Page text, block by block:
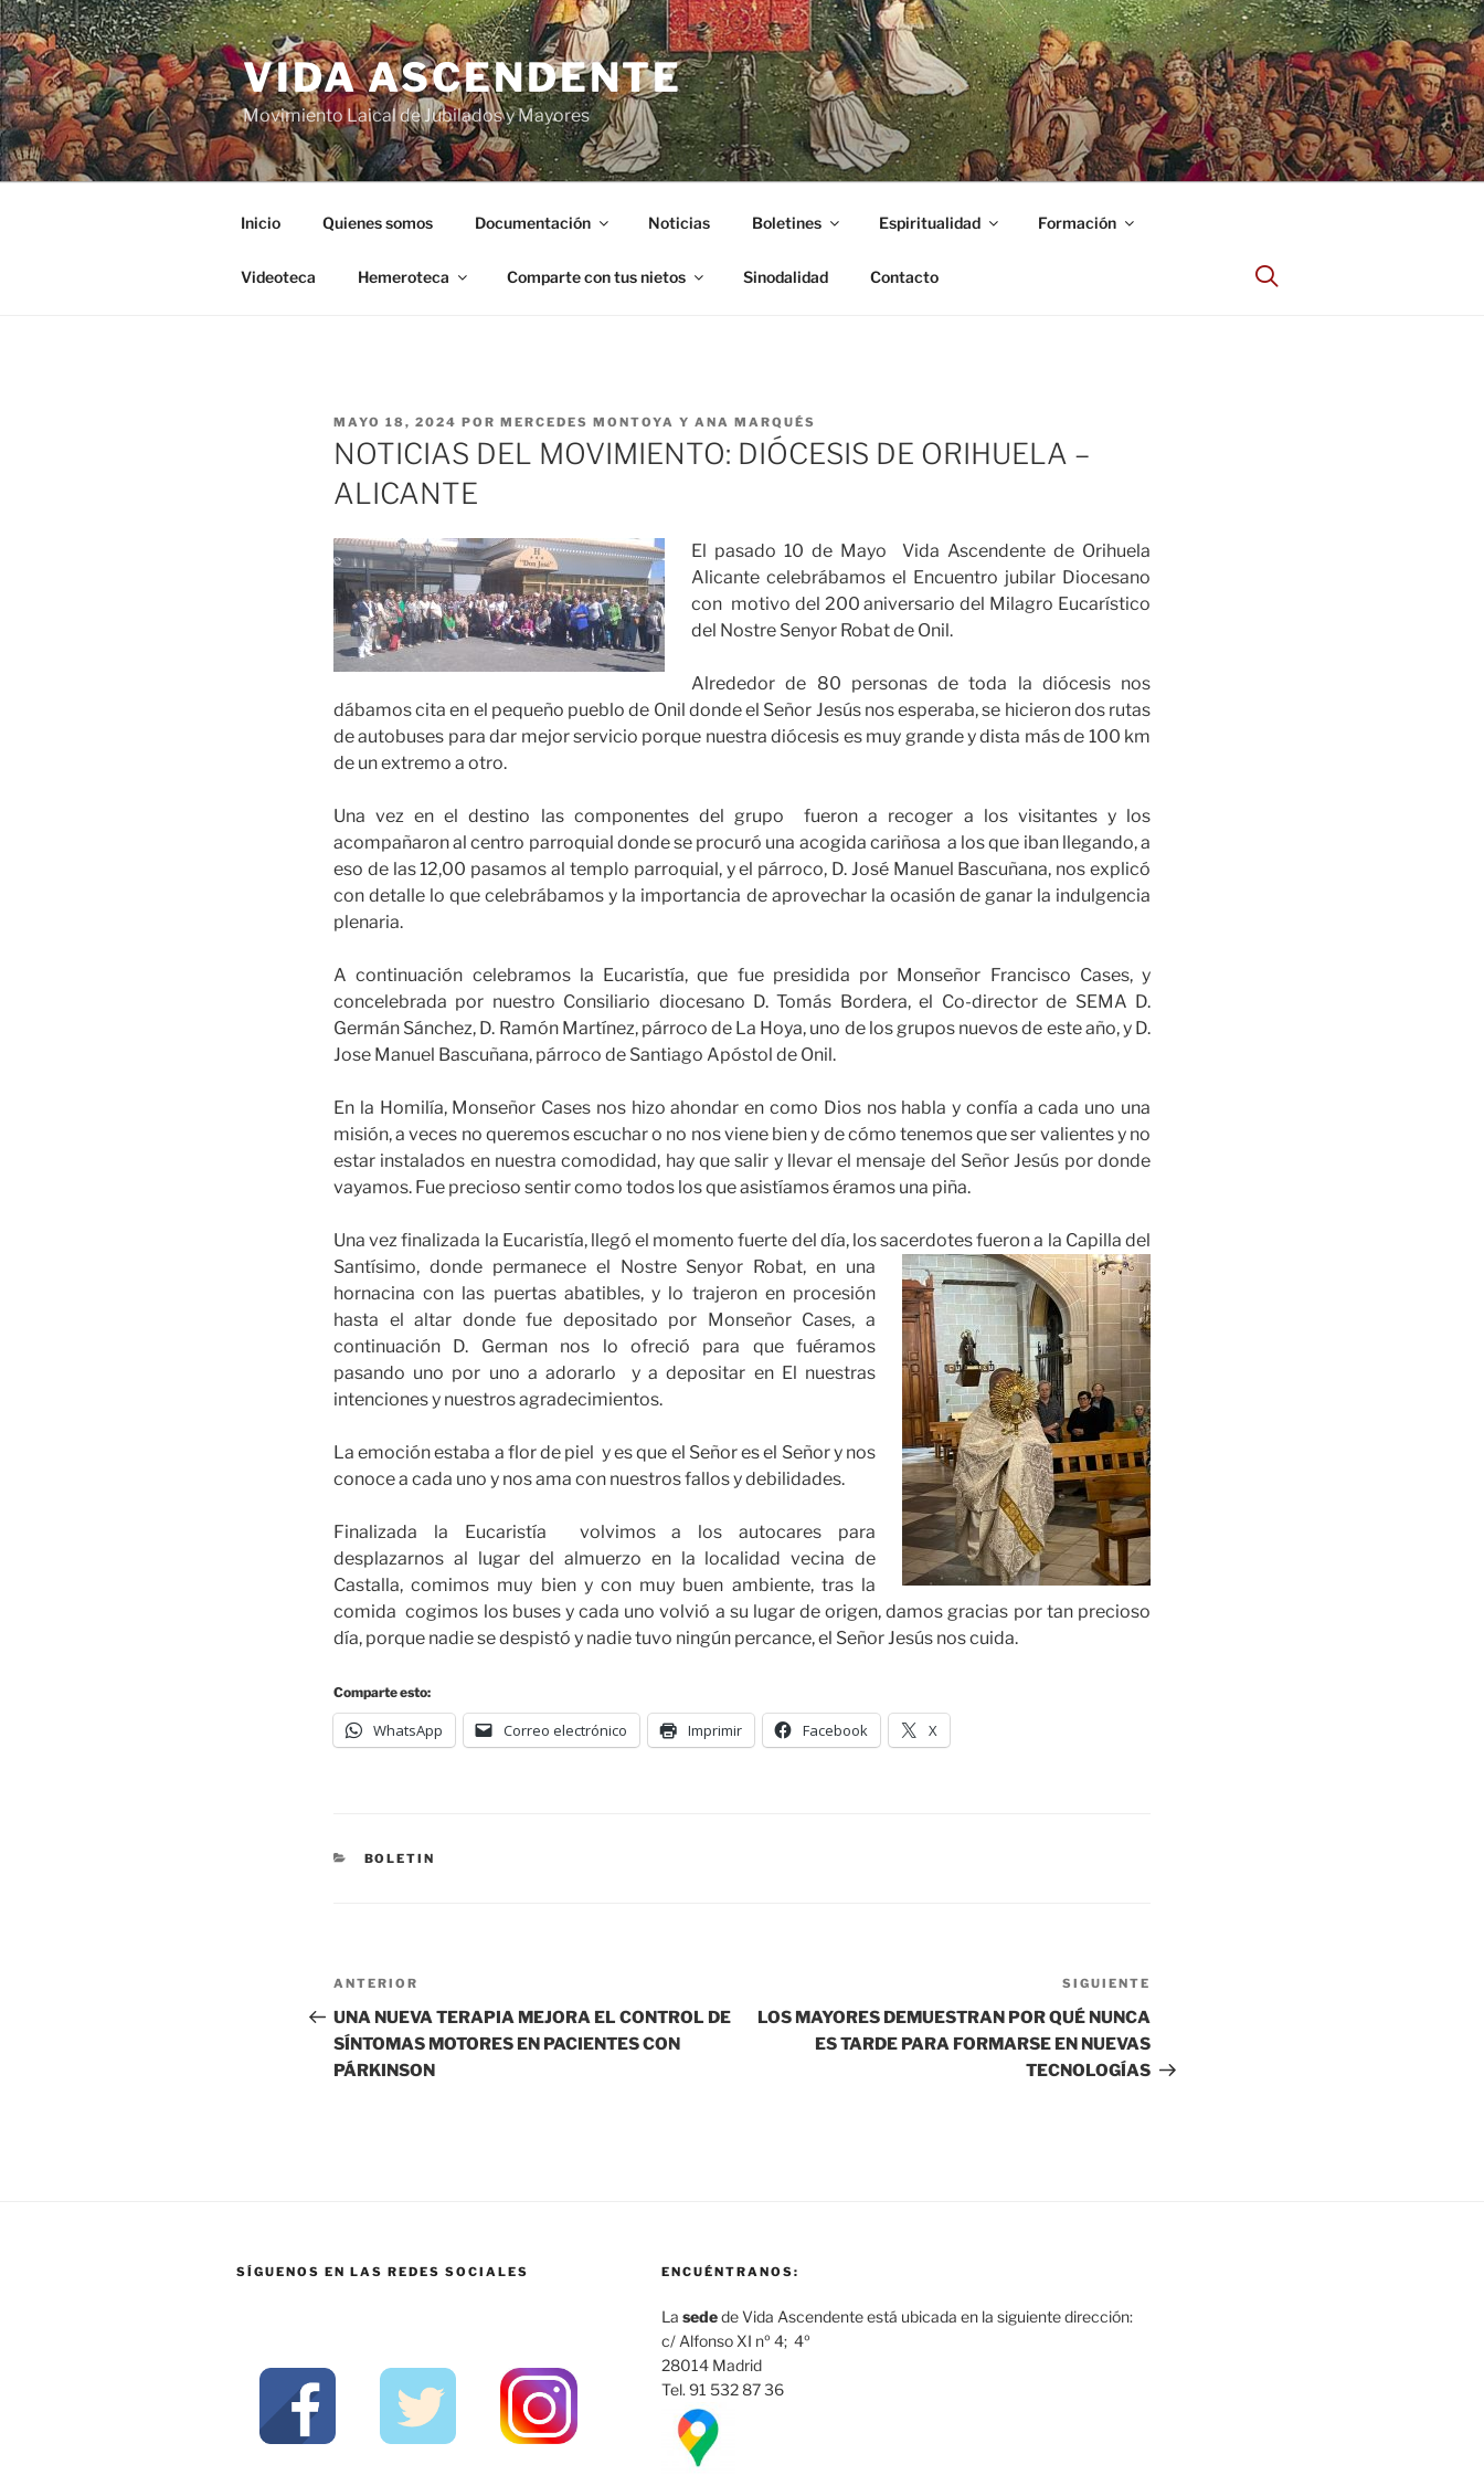
VIDA ASCENDENTE
Movimiento Laical de Jubilados y Mayores
Inicio Quienes somos Documentación Noticias Boletines Espiritualidad Formación
Videoteca Hemeroteca Comparte con tus nietos Sinodalidad Contacto
MAYO 18, 2024 POR MERCEDES MONTOYA Y ANA MARQUÉS
NOTICIAS DEL MOVIMIENTO: DIÓCESIS DE ORIHUELA –
ALICANTE
El pasado 10 de Mayo Vida Ascendente de Orihuela
Alicante celebrábamos el Encuentro jubilar Diocesano
con motivo del 200 aniversario del Milagro Eucarístico
del Nostre Senyor Robat de Onil.
Alrededor de 80 personas de toda la diócesis nos
dábamos cita en el pequeño pueblo de Onil donde el Señor Jesús nos esperaba, se hicieron dos rutas
de autobuses para dar mejor servicio porque nuestra diócesis es muy grande y dista más de 100 km
de un extremo a otro.
Una vez en el destino las componentes del grupo fueron a recoger a los visitantes y los
acompañaron al centro parroquial donde se procuró una acogida cariñosa a los que iban llegando, a
eso de las 12,00 pasamos al templo parroquial, y el párroco, D. José Manuel Bascuñana, nos explicó
con detalle lo que celebrábamos y la importancia de aprovechar la ocasión de ganar la indulgencia
plenaria.
A continuación celebramos la Eucaristía, que fue presidida por Monseñor Francisco Cases, y
concelebrada por nuestro Consiliario diocesano D. Tomás Bordera, el Co-director de SEMA D.
Germán Sánchez, D. Ramón Martínez, párroco de La Hoya, uno de los grupos nuevos de este año, y D.
Jose Manuel Bascuñana, párroco de Santiago Apóstol de Onil.
En la Homilía, Monseñor Cases nos hizo ahondar en como Dios nos habla y confía a cada uno una
misión, a veces no queremos escuchar o no nos viene bien y de cómo tenemos que ser valientes y no
estar instalados en nuestra comodidad, hay que salir y llevar el mensaje del Señor Jesús por donde
vayamos. Fue precioso sentir como todos los que asistíamos éramos una piña.
Una vez finalizada la Eucaristía, llegó el momento fuerte del día, los sacerdotesfueron a la Capilla del
Santísimo, donde permanece el Nostre Senyor Robat, en una
hornacina con las puertas abatibles, y lo trajeron en procesión
hasta el altar donde fue depositado por Monseñor Cases, a
continuación D. German nos lo ofreció para que fuéramos
pasando uno por uno a adorarlo y a depositar en El nuestras
intenciones y nuestros agradecimientos.
La emoción estaba a flor de piel y es que el Señor es el Señor y nos
conoce a cada uno y nos ama con nuestros fallos y debilidades.
Finalizada la Eucaristía volvimos a los autocares para
desplazarnos al lugar del almuerzo en la localidad vecina de
Castalla, comimos muy bien y con muy buen ambiente, tras la
comida cogimos los buses y cada uno volvió a su lugar de origen, damos gracias por tan precioso
día, porque nadie se despistó y nadie tuvo ningún percance, el Señor Jesús nos cuida.
Comparte esto:
WhatsApp Correo electrónico Imprimir Facebook X
BOLETIN
ANTERIOR
UNA NUEVA TERAPIA MEJORA EL CONTROL DE
SÍNTOMAS MOTORES EN PACIENTES CON
PÁRKINSON
SIGUIENTE
LOS MAYORES DEMUESTRAN POR QUÉ NUNCA
ES TARDE PARA FORMARSE EN NUEVAS
TECNOLOGÍAS
SÍGUENOS EN LAS REDES SOCIALES ENCUÉNTRANOS:
La sedede Vida Ascendente está ubicada en la siguiente dirección:
c/ Alfonso XI nº 4; 4º
28014 Madrid
Tel. 91 532 87 36